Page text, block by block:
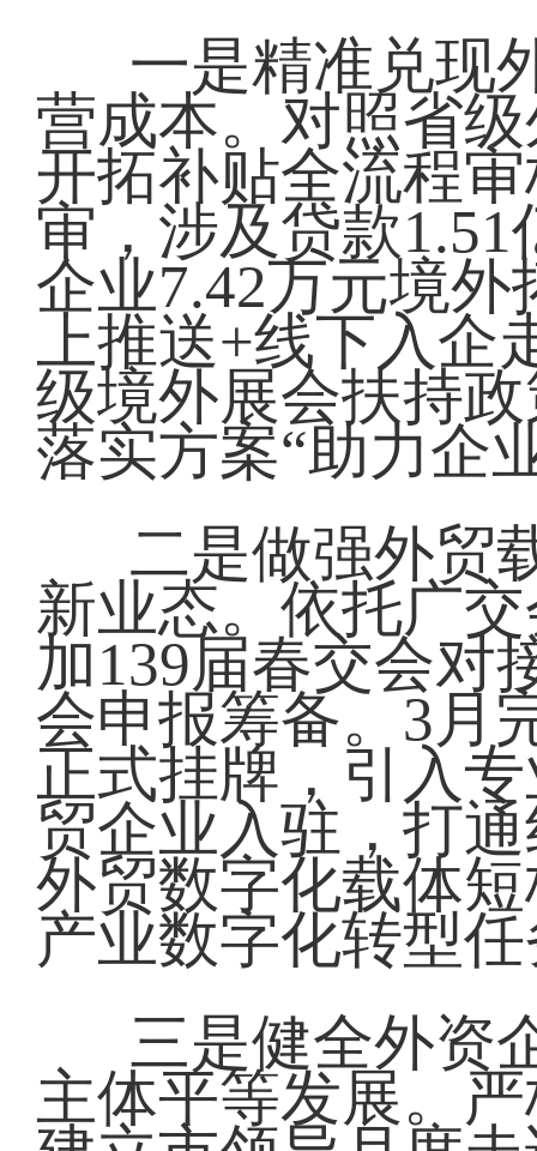
一是精准兑现
营成本。对照省
开拓补贴全流程
审，涉及贷款
企业7.42万元境
上推送+线下入企
级境外展会扶持
落实方案“助力企
二是做强外贸
新业态。依托广
加139届春交会对
会申报筹备。3月
正式挂牌，引入
贸企业入驻，打
外贸数字化载体
产业数字化转型
三是健全外资
主体平等发展。